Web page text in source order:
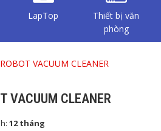
LapTop
Thiết bị văn
phòng
ROBOT VACUUM CLEANER
VACUUM CLEANER
12 tháng